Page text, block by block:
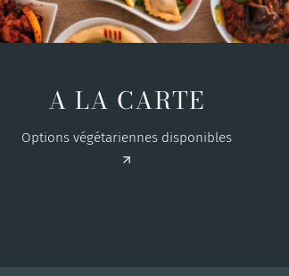
A LA CARTE
Options végétariennes disponibles